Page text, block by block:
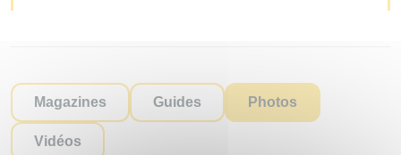
Magazines Guides Photos
Vidéos